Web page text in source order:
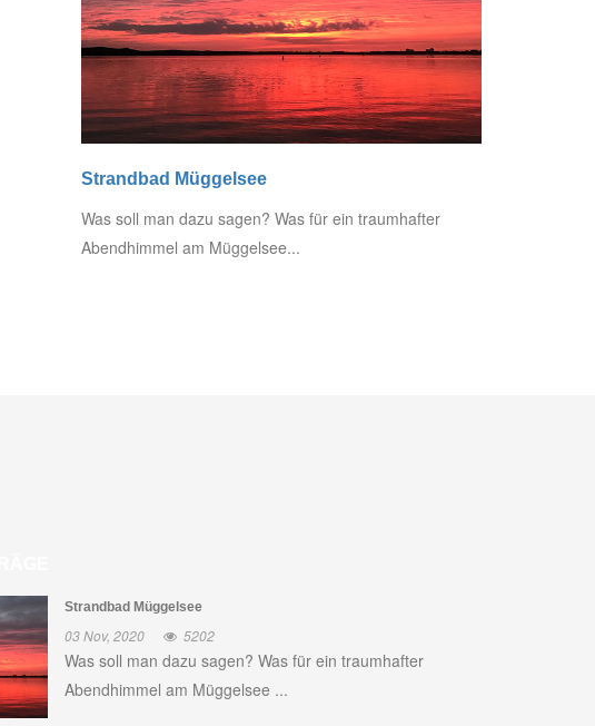
Strandbad Müggelsee
Was soll man dazu sagen? Was für ein traumhafter
Abendhimmel am Müggelsee...
Strandbad Müggelsee
03 Nov, 2020 5202
Was soll man dazu sagen? Was für ein traumhafter
Abendhimmel am Müggelsee ...